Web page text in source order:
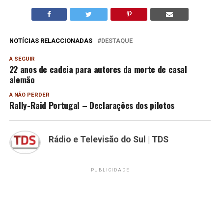
NOTÍCIAS RELACCIONADAS DESTAQUE
A SEGUIR
22 anos de cadeia para autores da morte de casal
alemão
A NÃO PERDER
Rally-Raid Portugal – Declarações dos pilotos
Rádio e Televisão do Sul | TDS
PUBLICIDADE